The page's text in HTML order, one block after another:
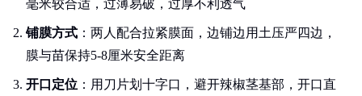
毫米较合适，过薄易破，过厚不利透气
铺膜方式 ：两人配合拉紧膜面，边铺边用土压严四边，
膜与苗保持5-8厘米安全距离
开口定位 ：用刀片划十字口，避开辣椒茎基部，开口直